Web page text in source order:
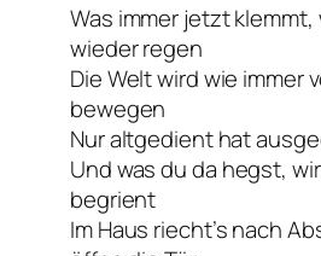
Was immer jetzt
wieder regen
Die Welt wird wie immer
bewegen
Nur altgedient hat
Und was du da hegst,
begrient
Im Haus riecht’s nach